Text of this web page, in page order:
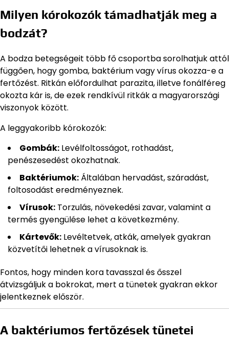
Milyen kórokozók támadhatják meg a
bodzát?
A bodza betegségeit több fő csoportba sorolhatjuk attól
függően, hogy gomba, baktérium vagy vírus okozza-e a
fertőzést. Ritkán előfordulhat parazita, illetve fonálféreg
okozta kár is, de ezek rendkívül ritkák a magyarországi
viszonyok között.
A leggyakoribb kórokozók:
Gombák: Levélfoltosságot, rothadást,
penészesedést okozhatnak.
Baktériumok: Általában hervadást, száradást,
foltosodást eredményeznek.
Vírusok: Torzulás, növekedési zavar, valamint a
termés gyengülése lehet a következmény.
Kártevők: Levéltetvek, atkák, amelyek gyakran
közvetítői lehetnek a vírusoknak is.
Fontos, hogy minden kora tavasszal és ősszel
átvizsgáljuk a bokrokat, mert a tünetek gyakran ekkor
jelentkeznek először.
A baktériumos fertőzések tünetei